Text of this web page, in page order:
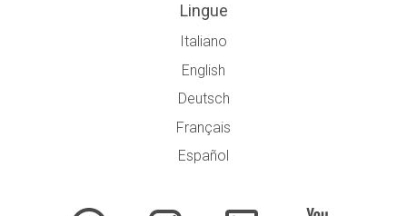
Lingue
Italiano
English
Deutsch
Français
Español